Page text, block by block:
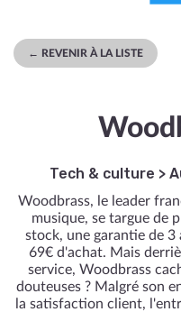
← REVENIR À LA LISTE
Tech & culture >
Woodbrass, le leader
musique, se targue de
stock, une garantie de
69€ d'achat. Mais
service, Woodbrass
douteuses ? Malgré son
la satisfaction client,